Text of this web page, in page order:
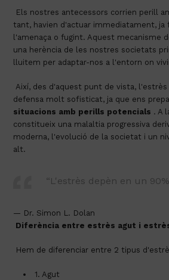
tant, havien d'actuar immediatament,
l'amenaça o fugint. Aquest mecanisme
una herència de les nostres societats
lluitem per adaptar-nos a l'entorn on
Així, des d'aquest punt de vista, l'estrès és un mecanisme de
defensa molt sofisticat, ja que ens
situacions amb perills potencials . A
constitueix una malaltia progressiva
moderna, l'evolució de la societat i un
alt.
“L'estrès depèn en un
— Dr. Simon L. Dolan
Diferència entre estrès agut i
Hem de diferenciar entre 2 tipus
1. Agut